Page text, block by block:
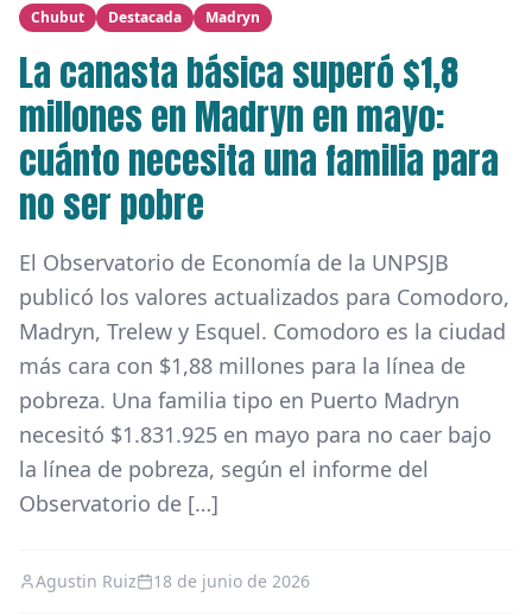
Chubut Destacada Madryn
La canasta básica superó $1,8
millones en Madryn en mayo:
cuánto necesita una familia para
no ser pobre
El Observatorio de Economía de la UNPSJB
publicó los valores actualizados para Comodoro,
Madryn, Trelew y Esquel. Comodoro es la ciudad
más cara con $1,88 millones para la línea de
pobreza. Una familia tipo en Puerto Madryn
necesitó $1.831.925 en mayo para no caer bajo
la línea de pobreza, según el informe del
Observatorio de […]
Agustin Ruiz 18 de junio de 2026